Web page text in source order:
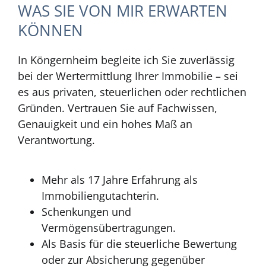
WAS SIE VON MIR ERWARTEN
KÖNNEN
In Köngernheim begleite ich Sie zuverlässig
bei der Wertermittlung Ihrer Immobilie – sei
es aus privaten, steuerlichen oder rechtlichen
Gründen. Vertrauen Sie auf Fachwissen,
Genauigkeit und ein hohes Maß an
Verantwortung.
Mehr als 17 Jahre Erfahrung als
Immobiliengutachterin.
Schenkungen und
Vermögensübertragungen.
Als Basis für die steuerliche Bewertung
oder zur Absicherung gegenüber